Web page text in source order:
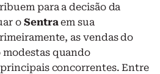
para a decisão da
oSentraem sua
as vendas do
modestas quando
principais concorrentes. Entre